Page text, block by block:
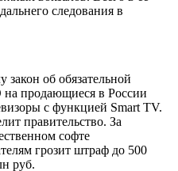
следования в
закон об обязательной
на продающиеся в России
с функцией Smart TV.
правительство. За
софте
грозит штраф до 500
руб.